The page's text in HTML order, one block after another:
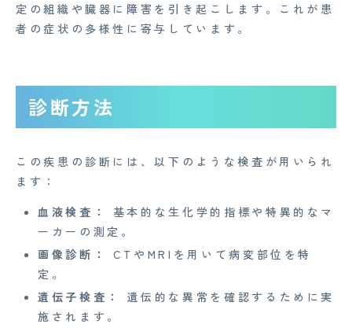
定の組織や臓器に障害を引き起こします。これが患
者の症状の多様性に寄与しています。
診断方法
この疾患の診断には、以下のような検査が用いられ
ます：
血液検査：
基本的な生化学的指標や特異的なマ
ーカーの測定。
画像診断：
CTやMRIを用いて病変部位を特
定。
遺伝子検査：
遺伝的な異常を確認するために実
施されます。
CONTACT
企業概要
AGAメディア
お知らせ
Mente for Biz [メンテ]